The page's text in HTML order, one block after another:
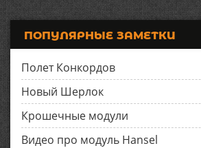
ПОПУЛЯРНЫЕ ЗАМЕТКИ
Полет Конкордов
Новый Шерлок
Крошечные модули
Видео про модуль Hansel